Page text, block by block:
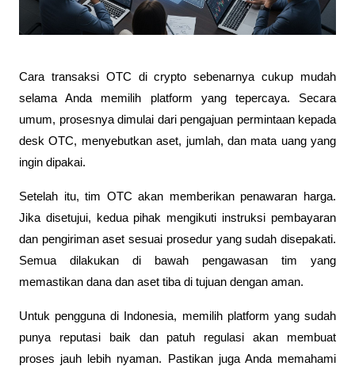
Cara transaksi OTC di crypto sebenarnya cukup mudah
selama Anda memilih platform yang tepercaya. Secara
umum, prosesnya dimulai dari pengajuan permintaan kepada
desk OTC, menyebutkan aset, jumlah, dan mata uang yang
ingin dipakai.
Setelah itu, tim OTC akan memberikan penawaran harga.
Jika disetujui, kedua pihak mengikuti instruksi pembayaran
dan pengiriman aset sesuai prosedur yang sudah disepakati.
Semua dilakukan di bawah pengawasan tim yang
memastikan dana dan aset tiba di tujuan dengan aman.
Untuk pengguna di Indonesia, memilih platform yang sudah
punya reputasi baik dan patuh regulasi akan membuat
proses jauh lebih nyaman. Pastikan juga Anda memahami